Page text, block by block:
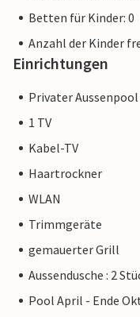
Betten für Kinder: 0
Anzahl der Kinder
Einrichtungen
Privater Aussenpool
1 TV
Kabel-TV
Haartrockner
WLAN
Trimmgeräte
gemauerter Grill
Aussendusche : 2
Pool April - Ende